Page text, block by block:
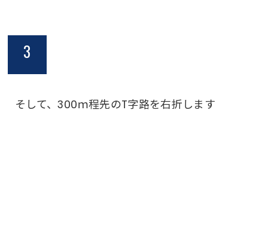
3
そして、300ｍ程先のT字路を右折します